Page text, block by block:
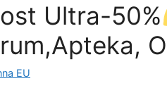
Ultra-50%
EU